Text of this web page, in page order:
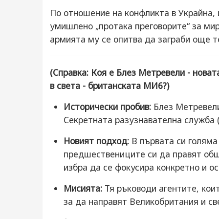
По отношение на конфликта в
умишлено „протака преговорите“ за
армията му се опитва да заграби още
(Справка: Коя е Блез Метревели -
в света - британската МИ6?)
Исторически пробив: Блез
Секретната разузнавателна служба
Новият подход: В първата си
предшествениците си да правят
избра да се фокусира конкретно и
Мисията: Тя ръководи агентите,
за да направят Великобритания и